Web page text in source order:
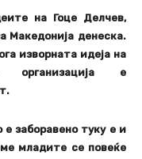
на Гоце Делчев,
Македонија денеска.
изворната идеја на
организација е
заборавено туку е и
младите се повеќе